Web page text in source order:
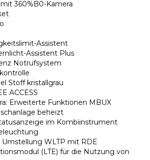
360%B0-Kamera
Assistent
Assistent Plus
Notrufsystem
Stoff kristallgrau
ACCESS
Erweiterte Funktionen MBUX
beheizt
im Kombiinstrument
Umstellung WLTP mit RDE
(LTE) für die Nutzung von